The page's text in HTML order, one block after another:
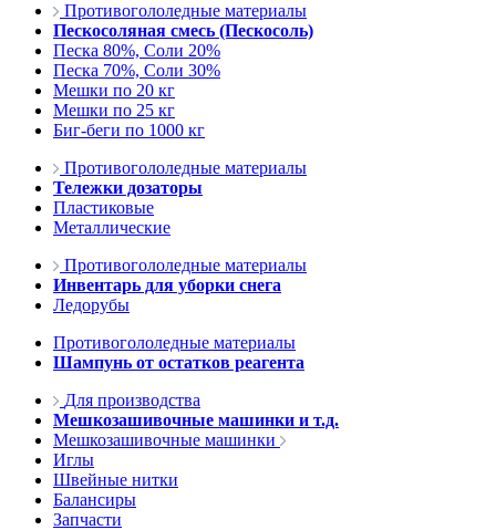
Противогололедные материалы
Пескосоляная смесь (Пескосоль)
Песка 80%, Соли 20%
Песка 70%, Соли 30%
Мешки по 20 кг
Мешки по 25 кг
Биг-беги по 1000 кг
Противогололедные материалы
Тележки дозаторы
Пластиковые
Металлические
Противогололедные материалы
Инвентарь для уборки снега
Ледорубы
Противогололедные материалы
Шампунь от остатков реагента
Для производства
Мешкозашивочные машинки и т.д.
Мешкозашивочные машинки
Иглы
Швейные нитки
Балансиры
Запчасти